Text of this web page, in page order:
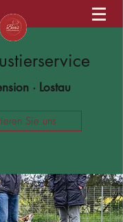
· Lostau
Sie uns